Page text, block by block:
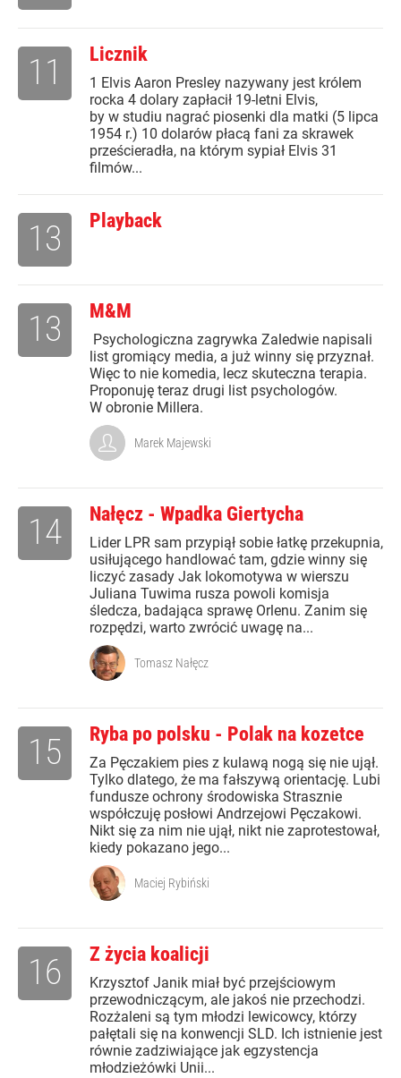
Licznik
1 Elvis Aaron Presley nazywany jest królem
rocka 4 dolary zapłacił 19-letni Elvis,
by w studiu nagrać piosenki dla matki (5 lipca
1954 r.) 10 dolarów płacą fani za skrawek
prześcieradła, na którym sypiał Elvis 31
filmów...
11
Playback
13
M&M
Psychologiczna zagrywka Zaledwie napisali
list gromiący media, a już winny się przyznał.
Więc to nie komedia, lecz skuteczna terapia.
Proponuję teraz drugi list psychologów.
W obronie Millera.
13
Marek Majewski
Nałęcz - Wpadka Giertycha
Lider LPR sam przypiął sobie łatkę przekupnia,
usiłującego handlować tam, gdzie winny się
liczyć zasady Jak lokomotywa w wierszu
Juliana Tuwima rusza powoli komisja
śledcza, badająca sprawę Orlenu. Zanim się
rozpędzi, warto zwrócić uwagę na...
14
Tomasz Nałęcz
Ryba po polsku - Polak na kozetce
Za Pęczakiem pies z kulawą nogą się nie ujął.
Tylko dlatego, że ma fałszywą orientację. Lubi
fundusze ochrony środowiska Strasznie
współczuję posłowi Andrzejowi Pęczakowi.
Nikt się za nim nie ujął, nikt nie zaprotestował,
kiedy pokazano jego...
15
Maciej Rybiński
Z życia koalicji
Krzysztof Janik miał być przejściowym
przewodniczącym, ale jakoś nie przechodzi.
Rozżaleni są tym młodzi lewicowcy, którzy
pałętali się na konwencji SLD. Ich istnienie jest
równie zadziwiające jak egzystencja
młodzieżówki Unii...
16